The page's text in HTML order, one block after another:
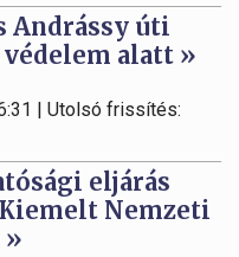
Andrássy úti
alatt »
| Utolsó frissítés:
eljárás
Nemzeti
»